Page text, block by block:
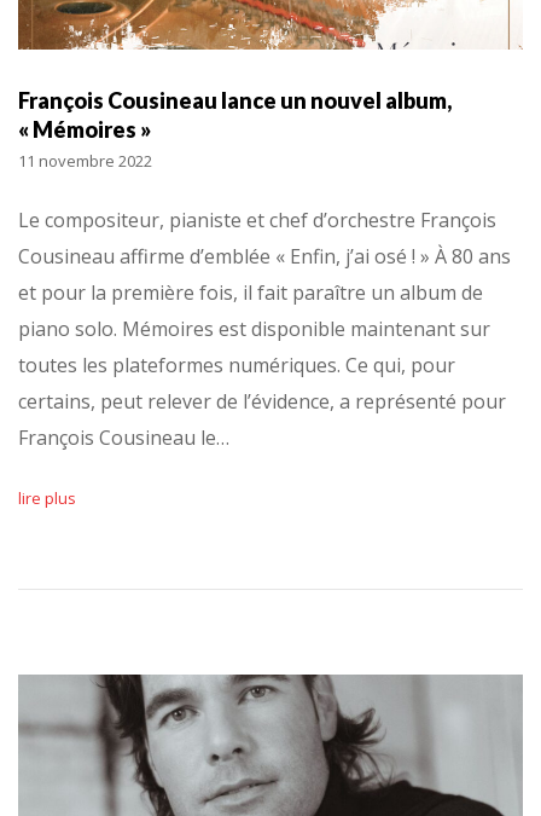
François Cousineau lance un nouvel album,
« Mémoires »
11 novembre 2022
Le compositeur, pianiste et chef d’orchestre François
Cousineau affirme d’emblée « Enfin, j’ai osé ! » À 80 ans
et pour la première fois, il fait paraître un album de
piano solo. Mémoires est disponible maintenant sur
toutes les plateformes numériques. Ce qui, pour
certains, peut relever de l’évidence, a représenté pour
François Cousineau le…
lire plus